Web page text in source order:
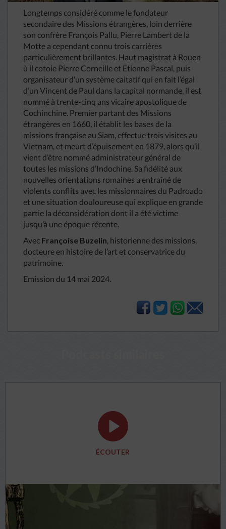
Longtemps considéré comme le fondateur
secondaire des Missions étrangères, loin derrière
son confrère François Pallu, Pierre Lambert de la
Motte a cependant connu trois carrières
particulièrement brillantes. Haut magistrat à Rouen
ù il cotoie Pierre Corneille et Etienne Pascal, puis
organisateur d’un système caitatif qui en fait l’égal
d’un Vincent de Paul dans la capital normande, il est
nommé à trente-cinq ans vicaire apostolique de
Cochinchine. Premier partant des Missions
étrangères en 1660, il établit les bases de la
missions française au Siam, effectue trois visites au
Vietnam, et meurt d’épuisement en 1879, alors qu’il
vient d’être nommé administrateur général de
toutes les missions d’Indochine. Sa fidélité aux
nouvelles orientations romaines a entraîné de
violents conflits avec les missionnaires du Padroado
et une situation douloureuse qui explique en grande
partie la déconsidération dont il a été victime
jusqu’à une époque récente.
Avec Françoise Buzelin, historienne des missions,
docteure en histoire de l’art et conservatrice du
patrimoine.
Emission du 14 mai 2024.
ÉCOUTER